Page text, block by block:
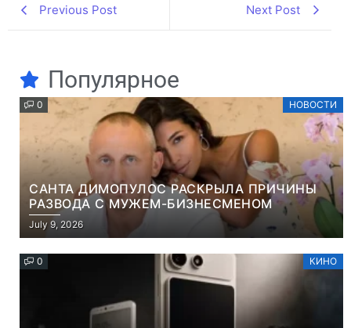
Previous Post Next Post
Популярное
0 НОВОСТИ
САНТА ДИМОПУЛОС РАСКРЫЛА ПРИЧИНЫ
РАЗВОДА С МУЖЕМ-БИЗНЕСМЕНОМ
July 9, 2026
0 КИНО